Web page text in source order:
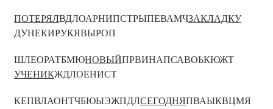
ПОТЕРЯЛВДЛОАРНИПСТРЫПЕВАМЧЗАКЛАДКУ
ДУНЕКИРУКЯВЫРОП
ШЛЕОРАТБМЮНОВЫЙПРВИНАПСАВОЬКЮЖТ
УЧЕНИКЖДЛОЕНИСТ
КЕПВЛАОНТЧБЮЫЭЖПДЛСЕГОДНЯПВАЫКВЦМЯ